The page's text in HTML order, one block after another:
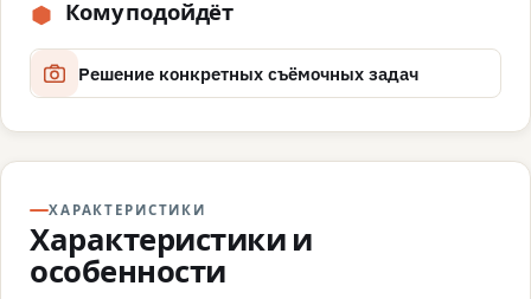
Кому подойдёт
Решение конкретных съёмочных задач
ХАРАКТЕРИСТИКИ
Характеристики и
особенности